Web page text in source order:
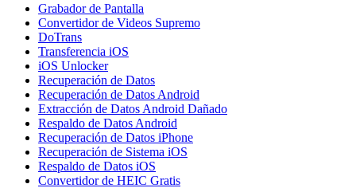
Grabador de Pantalla
Convertidor de Videos Supremo
DoTrans
Transferencia iOS
iOS Unlocker
Recuperación de Datos
Recuperación de Datos Android
Extracción de Datos Android Dañado
Respaldo de Datos Android
Recuperación de Datos iPhone
Recuperación de Sistema iOS
Respaldo de Datos iOS
Convertidor de HEIC Gratis